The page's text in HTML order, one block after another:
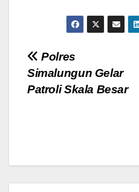
Navigasi
pos
Polres
Simalungun Gelar
Patroli Skala Besar